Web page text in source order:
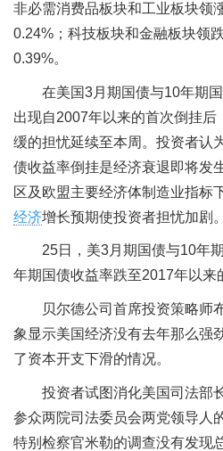
非必需消费品板块和工业板块领
0.24%；科技板块和金融板块领
0.39%。
在美国3月期国债与10年期
出现自2007年以来的首次倒挂
缓的担忧延续至本周。投资者认
债收益率倒挂是经济衰退即将发
区及欧盟主要经济体制造业指标
经济增长预期使投资者担忧加剧。
25日，美3月期国债与10年
年期国债收益率跌至2017年以来
贝尔德公司首席投资策略师
象显示美国经济没有去年那么强
了资本开支下滑的情况。
投资者试图消化美国司法部
参众两院司法委员会两党领导人
特别检察官米勒的调查没有发现